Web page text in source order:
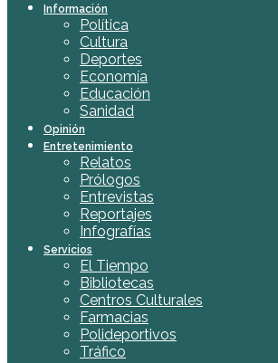
Información
Política
Cultura
Deportes
Economía
Educación
Sanidad
Opinión
Entretenimiento
Relatos
Prólogos
Entrevistas
Reportajes
Infografías
Servicios
El Tiempo
Bibliotecas
Centros Culturales
Farmacias
Polideportivos
Tráfico